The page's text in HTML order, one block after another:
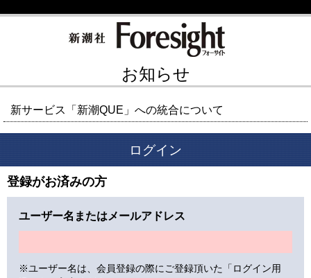
お知らせ
新サービス「新潮QUE」への統合について
ログイン
登録がお済みの方
ユーザー名またはメールアドレス
※ユーザー名は、会員登録の際にご登録頂いた「ログイン用